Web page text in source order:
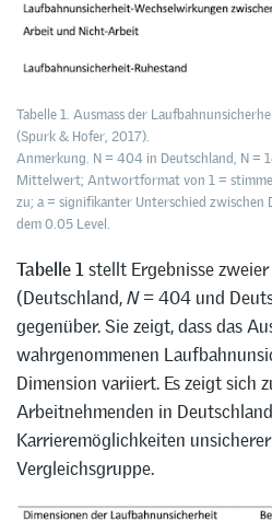
Tabelle 1. Ausmass der
(Spurk & Hofer, 2017).
Anmerkung. N = 404 in Deutschland, N =
Mittelwert; Antwortformat von 1 =
zu; a = signifikanter Unterschied zwischen
dem 0.05 Level.
Tabelle 1stellt Ergebnisse
(Deutschland,N= 404 und
gegenüber. Sie zeigt, dass das
wahrgenommenen
Dimension variiert. Es zeigt sich
Arbeitnehmenden in
Karrieremöglichkeiten
Vergleichsgruppe.